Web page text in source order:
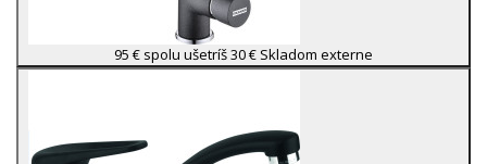
95 € spolu ušetríš 30 € Skladom externe